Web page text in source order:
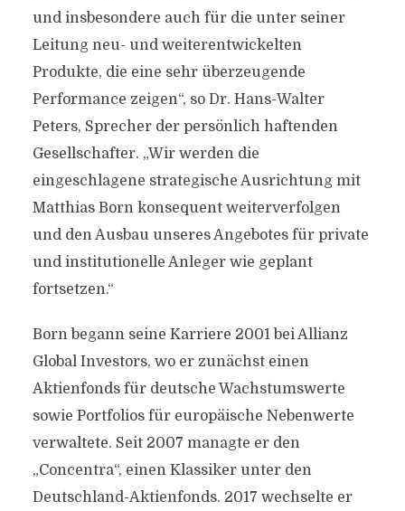
und insbesondere auch für die unter seiner
Leitung neu- und weiterentwickelten
Produkte, die eine sehr überzeugende
Performance zeigen“, so Dr. Hans-Walter
Peters, Sprecher der persönlich haftenden
Gesellschafter. „Wir werden die
eingeschlagene strategische Ausrichtung mit
Matthias Born konsequent weiterverfolgen
und den Ausbau unseres Angebotes für private
und institutionelle Anleger wie geplant
fortsetzen.“
Born begann seine Karriere 2001 bei Allianz
Global Investors, wo er zunächst einen
Aktienfonds für deutsche Wachstumswerte
sowie Portfolios für europäische Nebenwerte
verwaltete. Seit 2007 managte er den
„Concentra“, einen Klassiker unter den
Deutschland-Aktienfonds. 2017 wechselte er